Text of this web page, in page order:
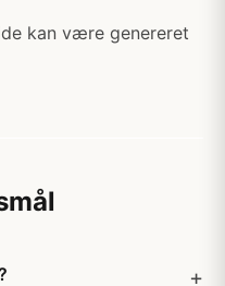
kan være genereret